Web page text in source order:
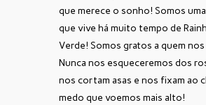
que merece o sonho! Somos
que vive há muito tempo de
Verde! Somos gratos a quem
Nunca nos esqueceremos dos
nos cortam asas e nos fixam ao
medo que voemos mais alto!